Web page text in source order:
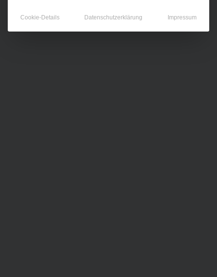
Cookie-Details Datenschutzerklärung Impressum